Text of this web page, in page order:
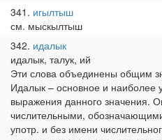
341 игылтыш
см. мыскылтыш
342 идалык
идалык, талук, ий
Эти слова объединены общим
Идалык – основное и наиболее
выражения данного значения.
числительными,
употр. и без имени